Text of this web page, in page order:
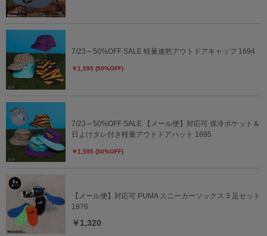
7/23～50%OFF SALE 軽量速乾アウトドアキャップ 1694
￥1,595 (50%OFF)
7/23～50%OFF SALE 【メール便】対応可 保冷ポケット＆
日よけタレ付き軽量アウトドアハット 1695
￥1,595 (50%OFF)
【メール便】対応可 PUMA スニーカーソックス 3 足セット
1876
￥1,320